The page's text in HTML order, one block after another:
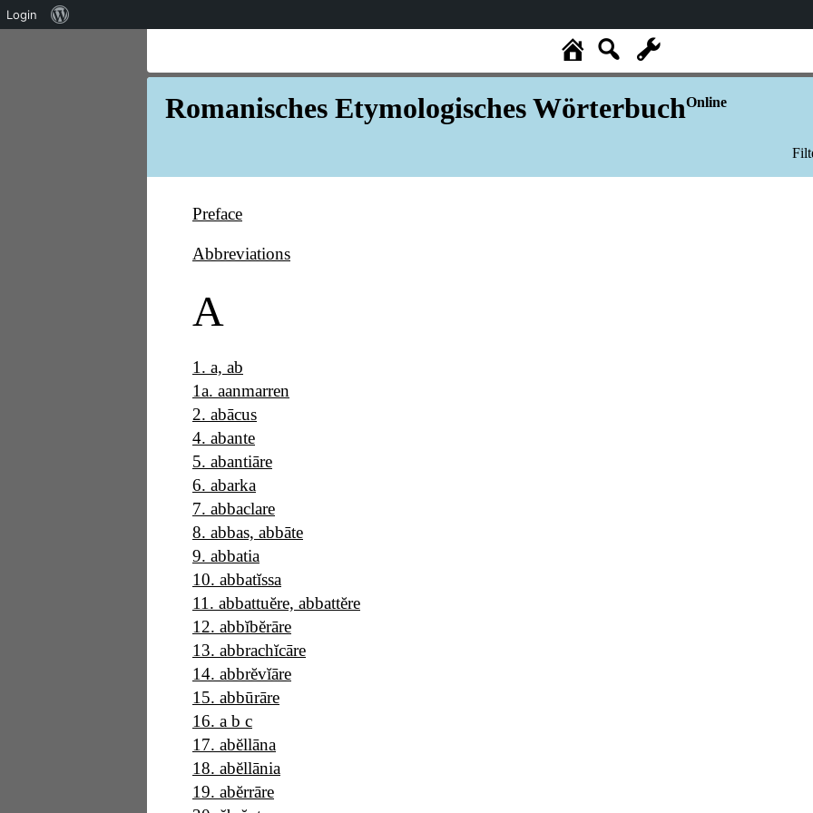
Romanisches Etymologisches WörterbuchOnline
Preface
Abbreviations
A
1 . a, ab
1a. aanmarren
2. abācus
4. abante
5. abantiāre
6. abarka
7. abbaclare
8. abbas, abbāte
9. abbatia
10. abbatĭssa
11 . abbattuĕre, abbattĕre
12. abbĭbĕrāre
13. abbrachĭcāre
14. abbrĕvĭāre
15. abbūrāre
16. a b c
17. abĕllāna
18. abĕllānia
19. abĕrrāre
Login